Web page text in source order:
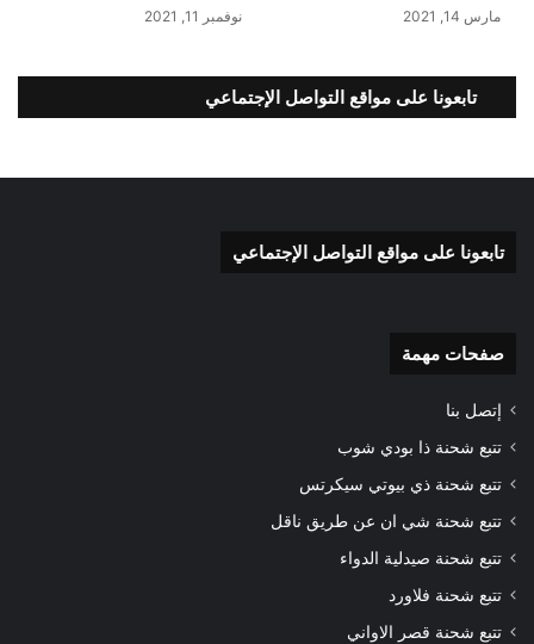
مارس 14, 2021 نوفمبر 11, 2021
تابعونا على مواقع التواصل الإجتماعي
تابعونا على مواقع التواصل الإجتماعي
صفحات مهمة
إتصل بنا
تتبع شحنة ذا بودي شوب
تتبع شحنة ذي بيوتي سيكرتس
تتبع شحنة شي ان عن طريق ناقل
تتبع شحنة صيدلية الدواء
تتبع شحنة فلاورد
تتبع شحنة قصر الاواني